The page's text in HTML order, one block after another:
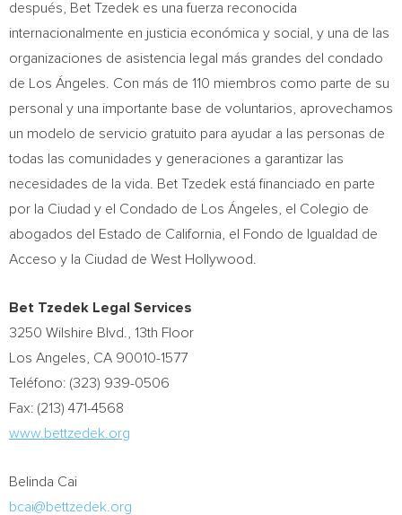
después, Bet Tzedek es una fuerza reconocida
internacionalmente en justicia económica y social, y una de las
organizaciones de asistencia legal más grandes del condado
de Los Ángeles. Con más de 110 miembros como parte de su
personal y una importante base de voluntarios, aprovechamos
un modelo de servicio gratuito para ayudar a las personas de
todas las comunidades y generaciones a garantizar las
necesidades de la vida. Bet Tzedek está financiado en parte
por la Ciudad y el Condado de Los Ángeles, el Colegio de
abogados del Estado de California , el Fondo de Igualdad de
Acceso y la Ciudad de West Hollywood
Bet Tzedek Legal Services
3250 Wilshire Blvd., 13th Floor
Los Angeles, CA 90010-1577
Teléfono: (323) 939-0506
Fax: (213) 471-4568
www.bettzedek.org
Belinda Cai
bcai@bettzedek.org